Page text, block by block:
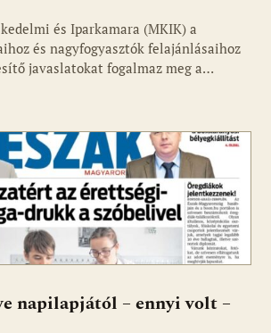
és Iparkamara (MKIK) a
és nagyfogyasztók felajánlásaihoz
javaslatokat fogalmaz meg a…
napilapjától – ennyi volt –